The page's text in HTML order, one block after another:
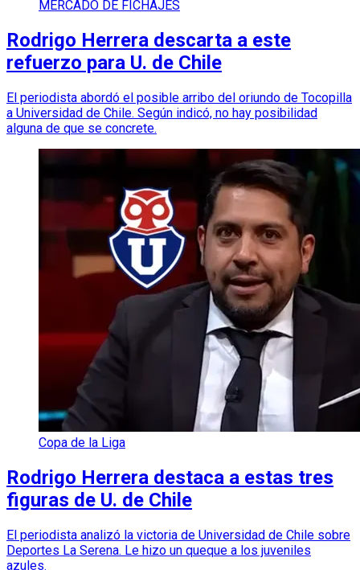
MERCADO DE FICHAJES
Rodrigo Herrera descarta a este
refuerzo para U. de Chile
El periodista abordó el posible arribo del oriundo de Tocopilla
a Universidad de Chile. Según indicó, no hay posibilidad
alguna de que se concrete.
Copa de la Liga
Rodrigo Herrera destaca a estas tres
figuras de U. de Chile
El periodista analizó la victoria de Universidad de Chile sobre
Deportes La Serena. Le hizo un queque a los juveniles
azules.